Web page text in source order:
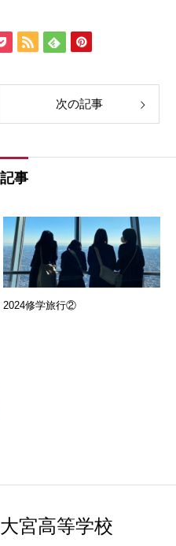
次の記事
事
2024修学旅行②
宮高等学校